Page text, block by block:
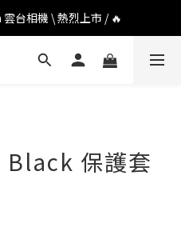
口袋相機 \ 熱烈上市 / 🔥
台相機 \ 熱烈上市 / 🔥
聯名限定套裝 \ 時尚上市 / 🔥
Black 保護套